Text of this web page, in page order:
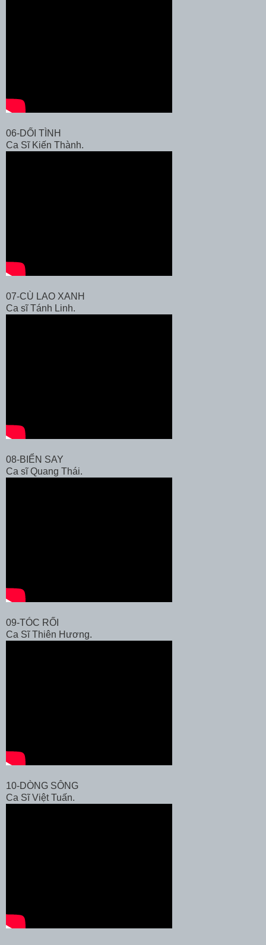
06-DỐI TÌNH
Ca Sĩ Kiến Thành.
07-CÙ LAO XANH
Ca sĩ Tánh Linh.
08-BIỂN SAY
Ca sĩ Quang Thái.
09-TÓC RỐI
Ca Sĩ Thiên Hương.
10-DÒNG SÔNG
Ca Sĩ Việt Tuấn.